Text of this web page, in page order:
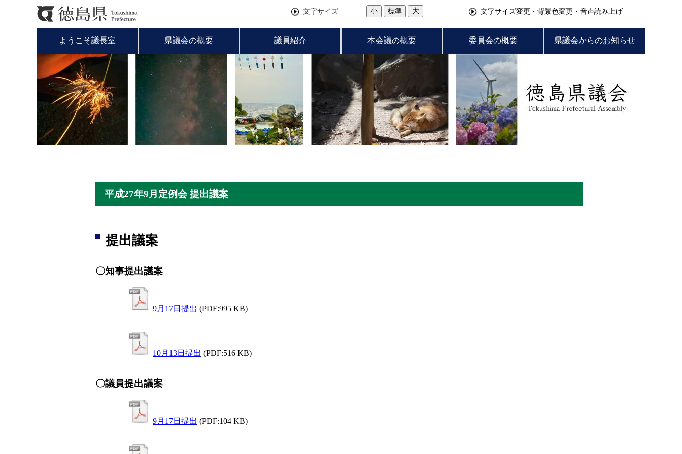
文字サイズ 小 標準 大 文字サイズ変更・背景色変更・音声読み上げ
ようこそ議長室 県議会の概要 議員紹介 本会議の概要 委員会の概要 県議会からのお知らせ
平成27年9月定例会 提出議案
提出議案
〇知事提出議案
9月17日提出 (PDF:995 KB)
10月13日提出 (PDF:516 KB)
〇議員提出議案
9月17日提出 (PDF:104 KB)